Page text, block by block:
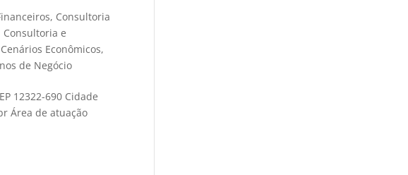
, Consultoria
Consultoria e
Econômicos,
de Negócio
12322-690 Cidade
Área de atuação